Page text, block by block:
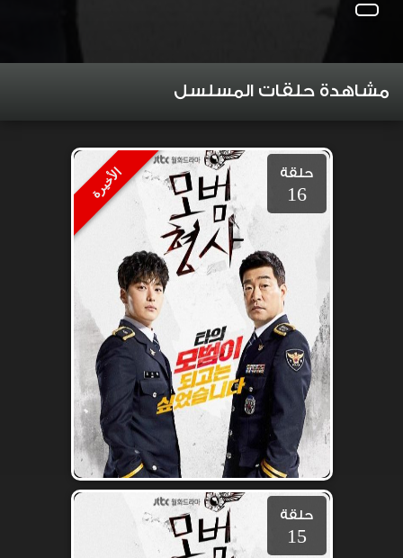
مشاهدة حلقات المسلسل
الأخيرة حلقة
16
حلقة
15